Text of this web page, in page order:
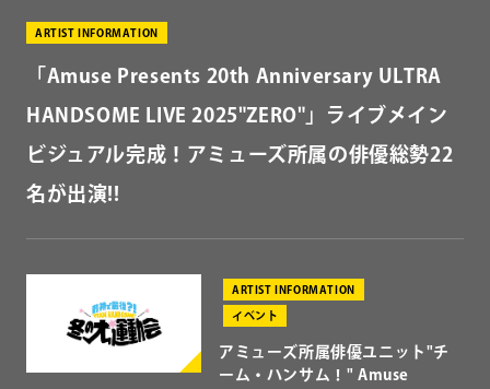
個人のお客様
法人のお客様
AUDITION アーティスト募集
Amuse Solution
ENGLISH
アーティスト
アーティストを選ぶ
太田 将熙
ARTIST INFORMATION
「Amuse Presents 20th Anniversary ULTRA
HANDSOME LIVE 2025"ZERO"」ライブメイン
ビジュアル完成！アミューズ所属の俳優総勢22
名が出演!!
ARTIST INFORMATION
イベント
アミューズ所属俳優ユニット"チ
ーム・ハンサム！" Amuse